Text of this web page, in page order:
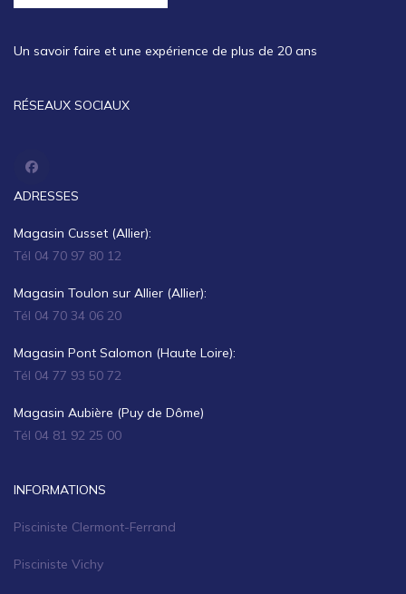
Un savoir faire et une expérience de plus de 20 ans
RÉSEAUX SOCIAUX
ADRESSES
Magasin Cusset (Allier):
Tél 04 70 97 80 12
Magasin Toulon sur Allier (Allier):
Tél 04 70 34 06 20
Magasin Pont Salomon (Haute Loire):
Tél 04 77 93 50 72
Magasin Aubière (Puy de Dôme)
Tél 04 81 92 25 00
INFORMATIONS
Pisciniste Clermont-Ferrand
Pisciniste Vichy